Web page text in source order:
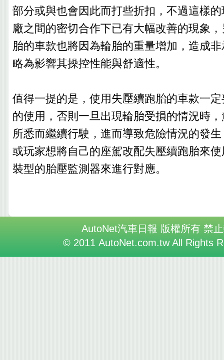
部分或與也會因此而打些折扣，不過這樣
廠之間的密切合作下已有大幅改善的現象
胎的車款也將因為輪胎的重量增加，造成
略為影響其操控性能與舒適性。
值得一提的是，使用失壓續跑胎的車款一
的使用，否則一旦出現輪胎受損的情況時
所悉而繼續行駛，進而導致危險情況的發
或玩家想將自己的座駕改配失壓續跑胎來
裝型的胎壓監測器來進行對應。
AutoNet汽車日報 版權所有 禁
© 2011 AutoNet.com.tw All Rights